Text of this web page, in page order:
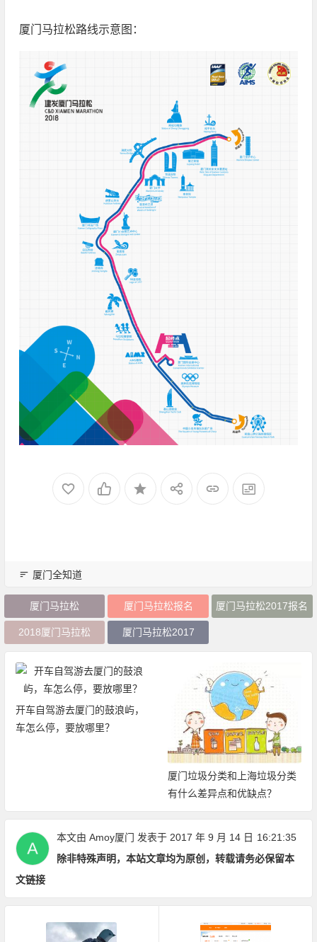
厦门马拉松路线示意图：
厦门全知道
厦门马拉松 厦门马拉松报名 厦门马拉松2017报名
2018厦门马拉松 厦门马拉松2017
开车自驾游去厦门的鼓浪屿，
车怎么停，要放哪里？
厦门垃圾分类和上海垃圾分类
有什么差异点和优缺点？
本文由 Amoy厦门 发表于 2017 年 9 月 14 日 16:21:35
除非特殊声明，本站文章均为原创，转载请务必保留本
文链接